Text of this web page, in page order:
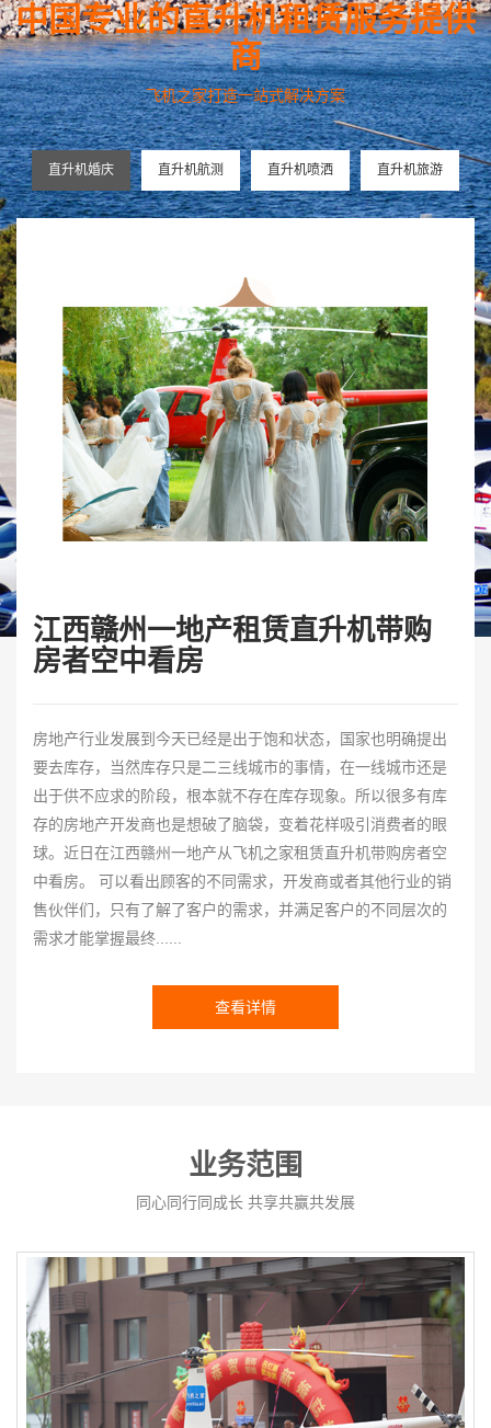
中国专业的直升机租赁服务提供
商
飞机之家打造一站式解决方案
直升机婚庆 直升机航测 直升机喷洒 直升机旅游
江西赣州一地产租赁直升机带购
房者空中看房
房地产行业发展到今天已经是出于饱和状态，国家也明确提出
要去库存，当然库存只是二三线城市的事情，在一线城市还是
出于供不应求的阶段，根本就不存在库存现象。所以很多有库
存的房地产开发商也是想破了脑袋，变着花样吸引消费者的眼
球。近日在江西赣州一地产从飞机之家租赁直升机带购房者空
中看房。 可以看出顾客的不同需求，开发商或者其他行业的销
售伙伴们，只有了解了客户的需求，并满足客户的不同层次的
需求才能掌握最终......
查看详情
业务范围
同心同行同成长 共享共赢共发展